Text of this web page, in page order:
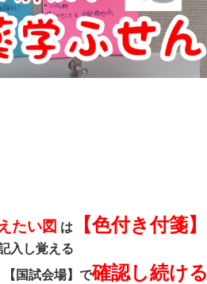
たい図 は 【色付き付箋】
入し覚える
【国試会場】で確認し続ける